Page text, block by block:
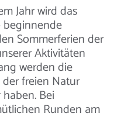
Jahr wird das
Sommerferien der
Aktivitäten
werden die
freien Natur
Bei
Runden am